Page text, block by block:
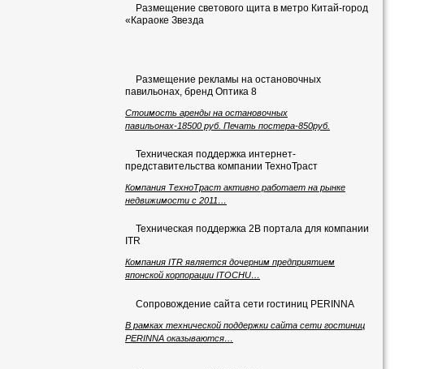
Размещение светового щита в метро Китай-город
«Караоке Звезда
Размещение рекламы на остановочных
павильонах, бренд Оптика 8
Стоимость аренды на остановочных
павильонах-18500 руб. Печать постера-850руб.
Техническая поддержка интернет-
представительства компании ТехноТраст
Компания ТехноТраст активно работает на рынке
недвижимости с 2011…
Техническая поддержка 2B портала для компании
ITR
Компания ITR является дочерним предприятием
японской корпорации ITOCHU…
Сопровождение сайта сети гостиниц PERINNA
В рамках технической поддержки сайта сети гостиниц
PERINNA оказываются…